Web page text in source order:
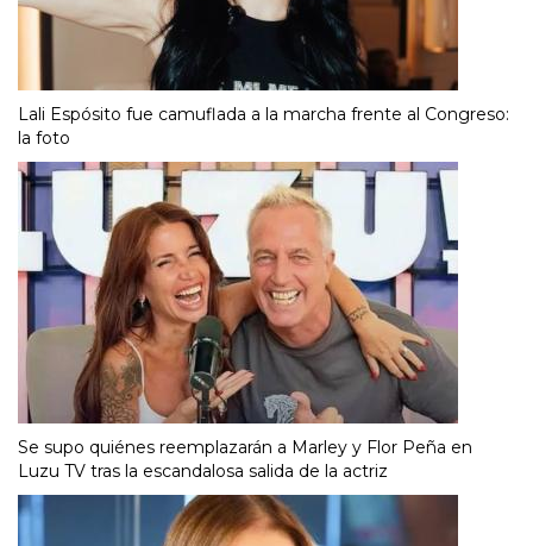
Lali Espósito fue camuflada a la marcha frente al Congreso:
la foto
Se supo quiénes reemplazarán a Marley y Flor Peña en
Luzu TV tras la escandalosa salida de la actriz